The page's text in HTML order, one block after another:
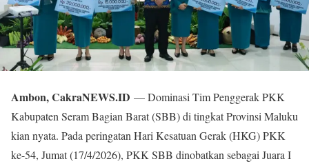
Ambon, CakraNEWS.ID — Dominasi Tim Penggerak PKK
Kabupaten Seram Bagian Barat (SBB) di tingkat Provinsi Maluku
kian nyata. Pada peringatan Hari Kesatuan Gerak (HKG) PKK
ke-54, Jumat (17/4/2026), PKK SBB dinobatkan sebagai Juara I